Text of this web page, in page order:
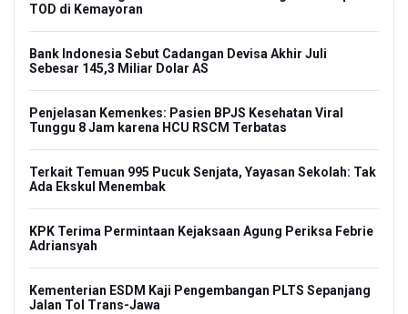
TOD di Kemayoran
Bank Indonesia Sebut Cadangan Devisa Akhir Juli
Sebesar 145,3 Miliar Dolar AS
Penjelasan Kemenkes: Pasien BPJS Kesehatan Viral
Tunggu 8 Jam karena HCU RSCM Terbatas
Terkait Temuan 995 Pucuk Senjata, Yayasan Sekolah: Tak
Ada Ekskul Menembak
KPK Terima Permintaan Kejaksaan Agung Periksa Febrie
Adriansyah
Kementerian ESDM Kaji Pengembangan PLTS Sepanjang
Jalan Tol Trans-Jawa